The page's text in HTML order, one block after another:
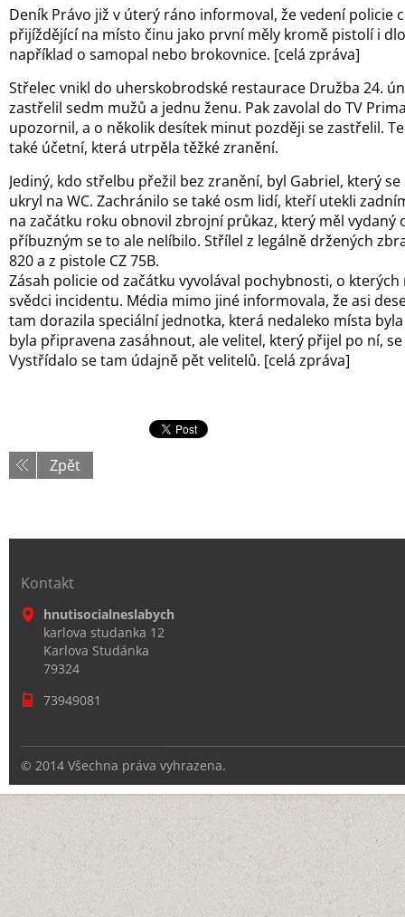
Deník Právo již v úterý ráno informoval, že vedení policie
přijíždějící na místo činu jako první měly kromě pistolí i
například o samopal nebo brokovnice. [celá zpráva]
Střelec vnikl do uherskobrodské restaurace Družba 24.
zastřelil sedm mužů a jednu ženu. Pak zavolal do TV
upozornil, a o několik desítek minut později se zastřelil.
také účetní, která utrpěla těžké zranění.
Jediný, kdo střelbu přežil bez zranění, byl Gabriel, který
ukryl na WC. Zachránilo se také osm lidí, kteří utekli
na začátku roku obnovil zbrojní průkaz, který měl vydaný
příbuzným se to ale nelíbilo. Střílel z legálně držených
820 a z pistole CZ 75B.
Zásah policie od začátku vyvolával pochybnosti, o
svědci incidentu. Média mimo jiné informovala, že asi
tam dorazila speciální jednotka, která nedaleko místa
byla připravena zasáhnout, ale velitel, který přijel po ní,
Vystřídalo se tam údajně pět velitelů. [celá zpráva]
Zpět
Kontakt
hnutisocialneslabych
karlova studanka 12
Karlova Studánka
79324
73949081
© 2014 Všechna práva vyhrazena.